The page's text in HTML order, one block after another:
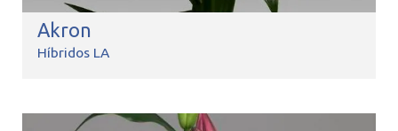
Akron
Híbridos LA